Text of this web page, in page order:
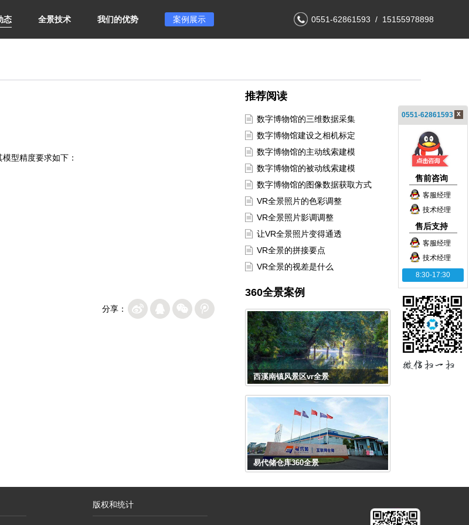
态 全景技术 我们的优势 案例展示 0551-62861593 / 15155978898
型精度要求如下：
分享：
推荐阅读
数字博物馆的三维数据采集
数字博物馆建设之相机标定
数字博物馆的主动线索建模
数字博物馆的被动线索建模
数字博物馆的图像数据获取方式
VR全景照片的色彩调整
VR全景照片影调调整
让VR全景照片变得通透
VR全景的拼接要点
VR全景的视差是什么
360全景案例
西溪南镇风景区vr全景
易代储仓库360全景
版权和统计
0551-62861593 x
售前咨询
客服经理
技术经理
售后支持
客服经理
技术经理
8:30-17:30